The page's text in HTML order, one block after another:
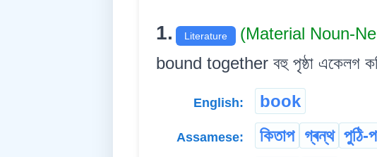
1. Literature (Material Noun-
bound together বহু পৃষ্ঠা একেলগ
English: book
Assamese: কিতাপ গ্ৰন্থ পুঠি-